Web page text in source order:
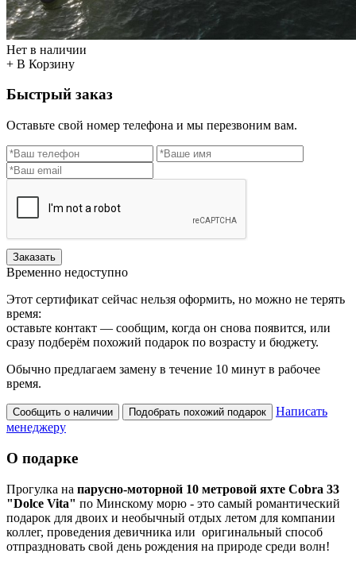
Нет в наличии
+ В Корзину
Быстрый заказ
Оставьте свой номер телефона и мы перезвоним вам.
Заказать
Временно недоступно
Этот сертификат сейчас нельзя оформить, но можно не терять
время:
оставьте контакт — сообщим, когда он снова появится, или
сразу подберём похожий подарок по возрасту и бюджету.
Обычно предлагаем замену в течение 10 минут в рабочее
время.
Сообщить о наличии Подобрать похожий подарок
Написать
менеджеру
О подарке
Прогулка на парусно-моторной 10 метровой яхте Cobra 33
"Dolce Vita" по Минскому морю - это самый романтический
подарок для двоих и необычный отдых летом для компании
коллег, проведения девичника или оригинальный способ
отпраздновать свой день рождения на природе среди волн!